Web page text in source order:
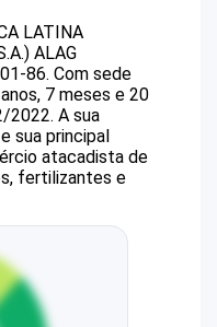
LATINA
ALAG
86. Com sede
7 meses e 20
2022. A sua
e sua principal
atacadista de
fertilizantes e